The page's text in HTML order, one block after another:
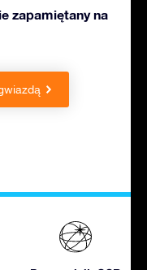
zapamiętany na